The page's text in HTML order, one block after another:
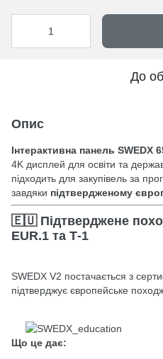
До
Опис
Інтерактивна панель SWEDX
4K дисплей для освіти та
підходить для закупівель за
завдяки підтвердженому
🇪🇺 Підтверджене
EUR.1 та Т-1
SWEDX V2 постачається з
підтверджує європейське
Що це дає: